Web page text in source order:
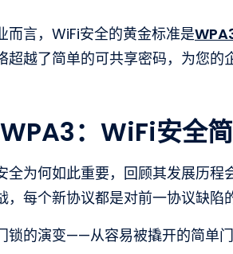
而言，WiFi安全的黄金标准是
超越了简单的可共享密码，为您的
：WiFi安全
全为何如此重要，回顾其发展历
，每个新协议都是对前一协议缺陷
锁的演变——从容易被撬开的简单